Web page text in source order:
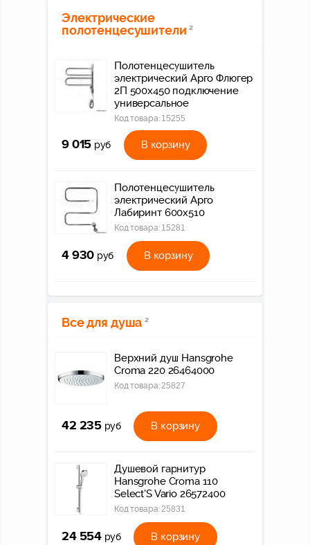
Электрические
полотенцесушители 2
Полотенцесушитель
электрический Арго Флюгер
2П 500х450 подключение
универсальное
Код товара: 15255
9 015 руб В корзину
Полотенцесушитель
электрический Арго
Лабиринт 600х510
Код товара: 15281
4 930 руб В корзину
Все для душа 2
Верхний душ Hansgrohe
Croma 220 26464000
Код товара: 25827
42 235 руб В корзину
Душевой гарнитур
Hansgrohe Croma 110
Select'S Vario 26572400
Код товара: 25831
24 554 руб В корзину